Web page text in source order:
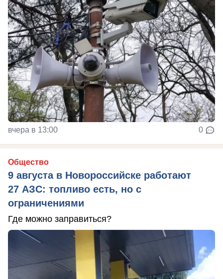
вчера в 13:00 0
Общество
9 августа в Новороссийске работают
27 АЗС: топливо есть, но с
ограничениями
Где можно заправиться?